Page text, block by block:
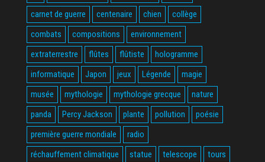
carnet de guerre
centenaire chien
collège
combats
compositions
environnement
extraterrestre
flûtes flûtiste
hologramme
informatique
Japon jeux Légende
magie
musée
mythologie mythologie grecque
nature
panda
Percy Jackson plante pollution
poésie
première guerre mondiale
radio
réchauffement climatique
statue telescope
tours